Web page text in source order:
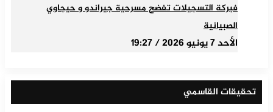
فبركة التسجيلات تفضح مسرحية جيراندو و حيجاوي
الصبيانية
الأحد 7 يونيو 2026 / 19:27
تحقيقات القاسمي